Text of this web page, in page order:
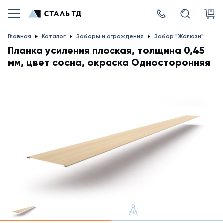
Главная Каталог Заборы и ограждения Забор "Жалюзи"
Планка усиления плоская, толщина 0,45
мм, цвет сосна, окраска Односторонняя